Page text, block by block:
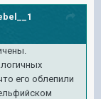
его облепили